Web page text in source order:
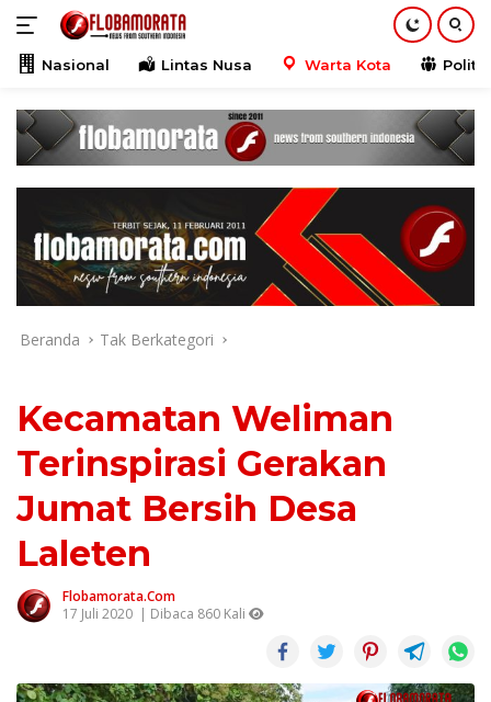
Langsung
kontenNasional Lintas Nusa Warta Kota Politik
Beranda Tak Berkategori
Kecamatan Weliman
Terinspirasi Gerakan
Jumat Bersih Desa
Laleten
Flobamorata.com
17 Juli 2020 | Dibaca 860 Kali